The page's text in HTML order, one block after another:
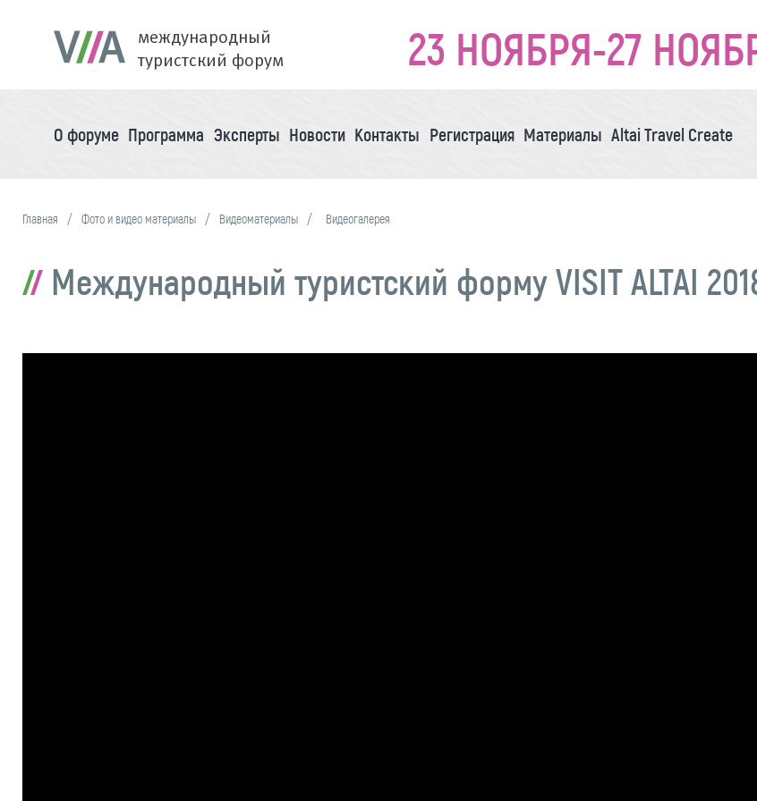
международный
туристский форум
23 НОЯБРЯ-27
О форуме Программа Эксперты Новости Контакты Регистрация Материалы Altai Travel Create
Главная Фото и видео материалы Видеоматериалы Видеогалерея
Международный туристский форму VISIT ALTAI